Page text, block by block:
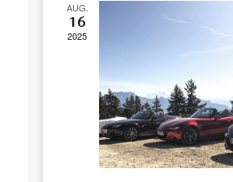
AUG.
16
2025